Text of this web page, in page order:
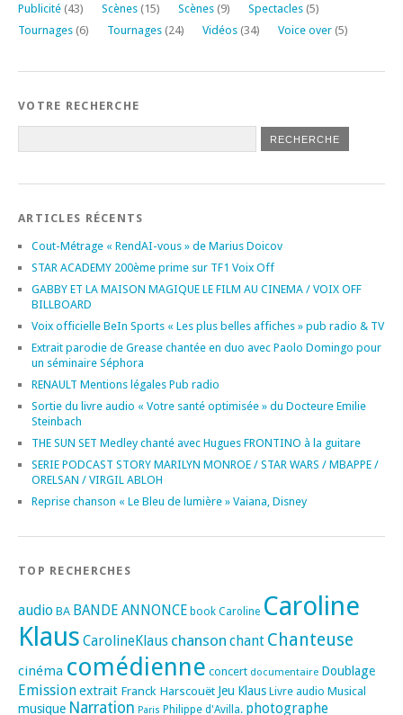
Publicité (43) Scènes (15) Scènes (9) Spectacles (5)
Tournages (6) Tournages (24) Vidéos (34) Voice over (5)
VOTRE RECHERCHE
ARTICLES RÉCENTS
Cout-Métrage « RendAI-vous » de Marius Doicov
STAR ACADEMY 200ème prime sur TF1 Voix Off
GABBY ET LA MAISON MAGIQUE LE FILM AU CINEMA / VOIX OFF
BILLBOARD
Voix officielle BeIn Sports « Les plus belles affiches » pub radio & TV
Extrait parodie de Grease chantée en duo avec Paolo Domingo pour
un séminaire Séphora
RENAULT Mentions légales Pub radio
Sortie du livre audio « Votre santé optimisée » du Docteure Emilie
Steinbach
THE SUN SET Medley chanté avec Hugues FRONTINO à la guitare
SERIE PODCAST STORY MARILYN MONROE / STAR WARS / MBAPPE /
ORELSAN / VIRGIL ABLOH
Reprise chanson « Le Bleu de lumière » Vaiana, Disney
TOP RECHERCHES
audio BA BANDE ANNONCE book Caroline Caroline
Klaus CarolineKlaus chanson chant Chanteuse
cinéma comédienne concert documentaire Doublage
Emissionextrait Franck Harscouët Jeu Klaus Livre audio Musical
musique Narration Paris Philippe d'Avilla. photographe